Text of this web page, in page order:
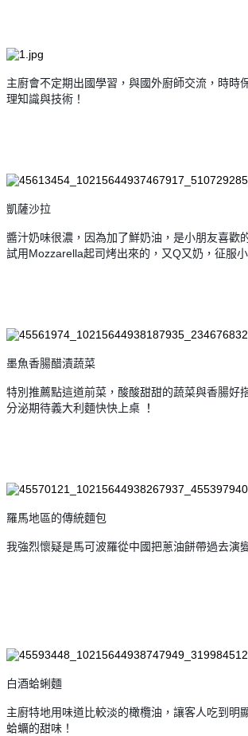
主廚會不定期出國學習，與國外廚師交流，時時
理知識與技術！
凱薩沙拉
醬汁奶味很濃，因為加了鮮奶油，是小朋友喜歡
試用Mozzarella起司烤出來的，又Q又奶，征服小
墨魚香腸醋漬蔬菜
特別推薦點這道前菜，酸酸甜甜的蔬菜與香腸好
分泌期待義大利麵快快上桌 ！
羅馬地區的傳統麵包
我強烈懷疑是馬可波羅從中國把蔥油餅帶過去演
白酒蛤蜊麵
主廚特地用味道比較淡的橄欖油，讓客人吃到明
蛤蠣的甜味！